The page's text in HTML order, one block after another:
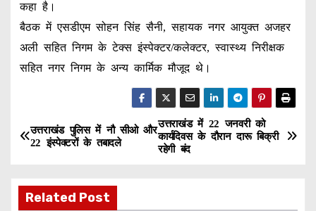
कहा है।
बैठक में एसडीएम सोहन सिंह सैनी, सहायक नगर आयुक्त अजहर
अली सहित निगम के टेक्स इंस्पेक्टर/कलेक्टर, स्वास्थ्य निरीक्षक
सहित नगर निगम के अन्य कार्मिक मौजूद थे।
P
s
उत्तराखंड में 22 जनवरी को
कार्यदिवस के दौरान दारू बिक्री
रहेगी बंद
उत्तराखंड पुलिस में नौ सीओ और
22 इंस्पेक्टरों के तबादले
Related Post